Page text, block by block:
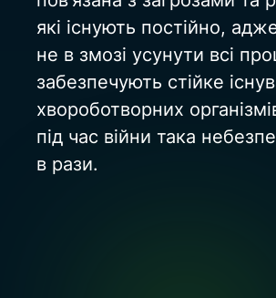
які існують постійно,
не в змозі усунути всі
забезпечують стійке
хвороботворних
під час війни така
в рази.